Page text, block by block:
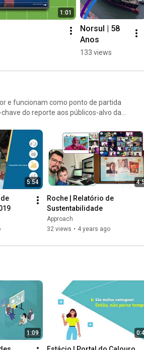
1:01
Norsul | 58
Anos
133 views
e funcionam como ponto de partida
do reporte aos públicos-alvo da
cliente.
5:54
Roche | Relatório de
Sustentabilidade
Approach
32 views • 4 years ago
1:09